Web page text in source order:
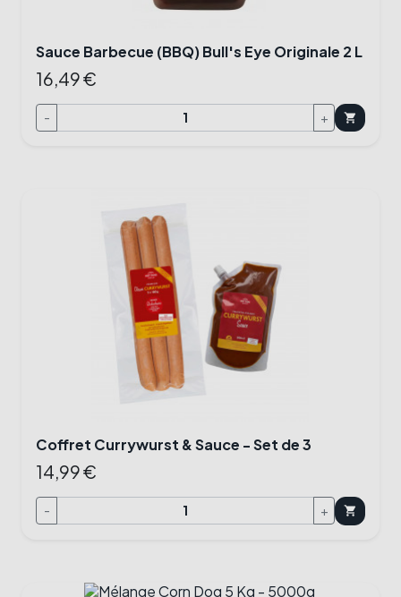
Sauce Barbecue (BBQ) Bull's Eye Originale 2 L
16,49 €
- + shopping_cart
Coffret Currywurst & Sauce - Set de 3
14,99 €
- + shopping_cart